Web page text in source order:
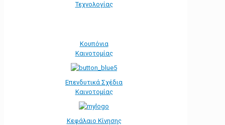
Τεχνολογίας
Κουπόνια
Καινοτομίας
Επενδυτικά Σχέδια
Καινοτομίας
Κεφάλαιο Κίνησης